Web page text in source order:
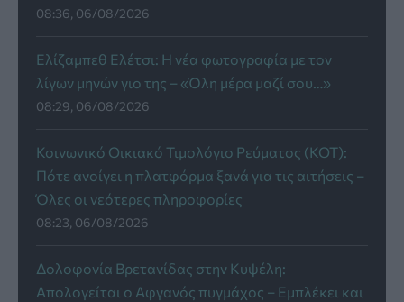
08:36, 06/08/2026
Ελίζαμπεθ Ελέτσι: Η νέα φωτογραφία με τον
λίγων μηνών γιο της – «Όλη μέρα μαζί σου…»
08:29, 06/08/2026
Κοινωνικό Οικιακό Τιμολόγιο Ρεύματος (ΚΟΤ):
Πότε ανοίγει η πλατφόρμα ξανά για τις αιτήσεις –
Όλες οι νεότερες πληροφορίες
08:23, 06/08/2026
Δολοφονία Βρετανίδας στην Κυψέλη:
Απολογείται ο Αφγανός πυγμάχος – Εμπλέκει και